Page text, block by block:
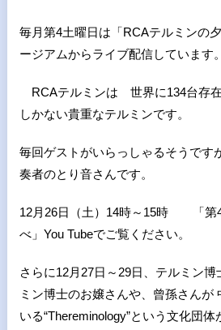
毎月第4土曜日は「RCAテルミンの
ージアムからライブ配信しています。
RCAテルミンは 世界に134台存
しかない貴重なテルミンです。
毎回ゲストがいらっしゃるそうで
奏者のとり音さんです。
12月26日（土）14時～15時 「第
べ」You Tubeでご覧ください。
さらに12月27日～29日、テルミン
ミン博士のお嬢さんや、曾孫さんが
いる“Thereminology”という文化団